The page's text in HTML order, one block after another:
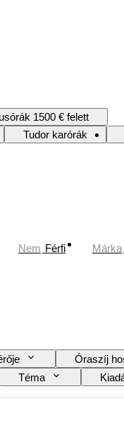
1500 € felett
Tudor karórák
Nem Férfi Márka
Óraszíj
Téma
Original/